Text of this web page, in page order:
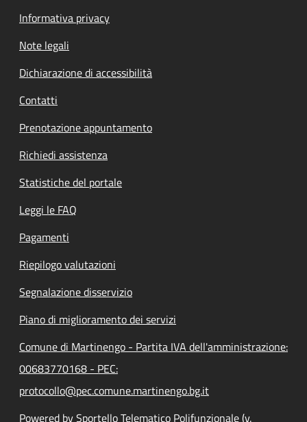
Informativa privacy
Note legali
Dichiarazione di accessibilità
Contatti
Prenotazione appuntamento
Richiedi assistenza
Statistiche del portale
Leggi le FAQ
Pagamenti
Riepilogo valutazioni
Segnalazione disservizio
Piano di miglioramento dei servizi
Comune di Martinengo - Partita IVA dell'amministrazione:
00683770168 - PEC:
protocollo@pec.comune.martinengo.bg.it
Powered by Sportello Telematico Polifunzionale (v.